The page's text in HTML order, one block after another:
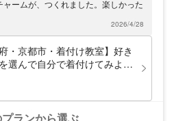
和風小物を作るプランなどをご用意して
作りをお手伝いします！京都にお越しの
ぜひお立ち寄りください。
ームが、つくれました。楽しかった
2026/4/28
府・京都市・着付け教室】好き
選んで自分で着付けてみよ